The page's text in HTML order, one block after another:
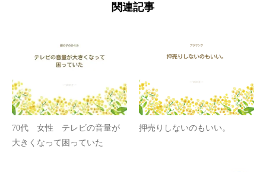
関連記事
70代 女性 テレビの音量が
大きくなって困っていた
押売りしないのもいい。